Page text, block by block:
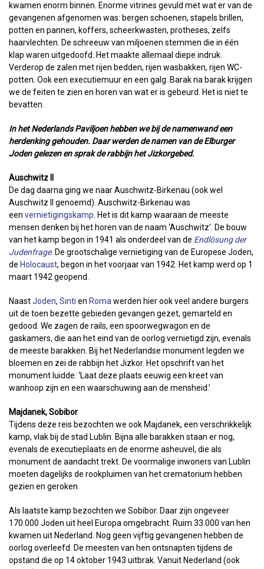
kwamen enorm binnen. Enorme vitrines gevuld met wat er van de
gevangenen afgenomen was: bergen schoenen, stapels brillen,
potten en pannen, koffers, scheerkwasten, protheses, zelfs
haarvlechten. De schreeuw van miljoenen stemmen die in één
klap waren uitgedoofd. Het maakte allemaal diepe indruk.
Verderop de zalen met rijen bedden, rijen wasbakken, rijen WC-
potten. Ook een executiemuur en een galg. Barak na barak krijgen
we de feiten te zien en horen van wat er is gebeurd. Het is niet te
bevatten.
In het Nederlands Paviljoen hebben we bij de namenwand een
herdenking gehouden. Daar werden de namen van de Elburger
Joden gelezen en sprak de rabbijn het Jizkorgebed.
Auschwitz II
De dag daarna ging we naar Auschwitz-Birkenau (ook wel
Auschwitz II genoemd). Auschwitz-Birkenau was
een vernietigingskamp . Het is dit kamp waaraan de meeste
mensen denken bij het horen van de naam ‘Auschwitz'. De bouw
van het kamp begon in 1941 als onderdeel van de Endlösung der
Judenfrage. De grootschalige vernietiging van de Europese Joden,
de Holocaust, begon in het voorjaar van 1942. Het kamp werd op 1
maart 1942 geopend.
NaastJoden, Sinti en Roma werden hier ook veel andere burgers
uit de toen bezette gebieden gevangen gezet, gemarteld en
gedood. We zagen de rails, een spoorwegwagon en de
gaskamers, die aan het eind van de oorlog vernietigd zijn, evenals
de meeste barakken. Bij het Nederlandse monument legden we
bloemen en zei de rabbijn het Jizkor. Het opschrift van het
monument luidde: ‘Laat deze plaats eeuwig een kreet van
wanhoop zijn en een waarschuwing aan de mensheid.’
Majdanek, Sobibor
Tijdens deze reis bezochten we ook Majdanek, een verschrikkelijk
kamp, vlak bij de stad Lublin. Bijna alle barakken staan er nog,
evenals de executieplaats en de enorme asheuvel, die als
monument de aandacht trekt. De voormalige inwoners van Lublin
moeten dagelijks de rookpluimen van het crematorium hebben
gezien en geroken.
Als laatste kamp bezochten we Sobibor. Daar zijn ongeveer
170.000 Joden uit heel Europa omgebracht. Ruim 33.000 van hen
kwamen uit Nederland. Nog geen vijftig gevangenen hebben de
oorlog overleefd. De meesten van hen ontsnapten tijdens de
opstand die op 14 oktober 1943 uitbrak. Vanuit Nederland (ook